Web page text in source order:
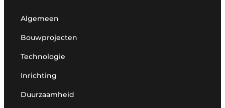
Algemeen
Bouwprojecten
Technologie
Inrichting
Duurzaamheid